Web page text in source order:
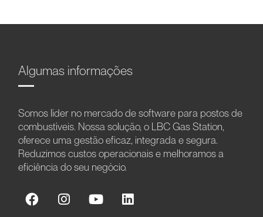
Algumas informações
Somos líder no mercado de software para postos de
combustíveis. Nossa solução, o LBC Gas Station,
oferece uma gestão eficaz, integrada e segura.
Reduzimos custos operacionais e melhoramos a
eficiência do seu negócio.